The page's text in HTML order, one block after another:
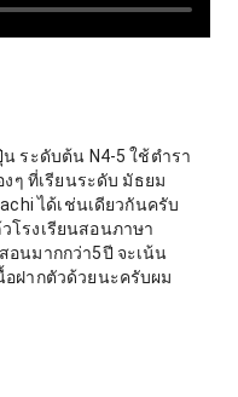
ระดับต้น N4-5 ใช้ตำรา
ๆ ที่เรียนระดับ มัธยม
ได้เช่นเดียวกันครับ
โรงเรียนสอนภาษา
นมากกว่า5ปี จะเน้น
อฝากตัวด้วยนะครับผม